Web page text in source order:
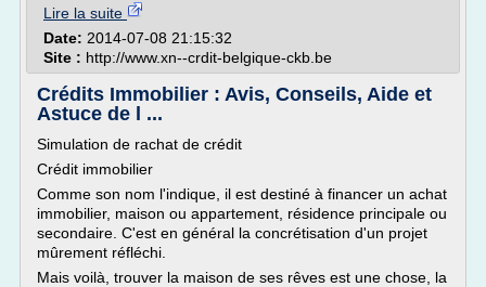
Lire la suite
Date: 2014-07-08 21:15:32
Site : http://www.xn--crdit-belgique-ckb.be
Crédits Immobilier : Avis, Conseils, Aide et
Astuce de l ...
Simulation de rachat de crédit
Crédit immobilier
Comme son nom l'indique, il est destiné à financer un achat
immobilier, maison ou appartement, résidence principale ou
secondaire. C'est en général la concrétisation d'un projet
mûrement réfléchi.
Mais voilà, trouver la maison de ses rêves est une chose, la